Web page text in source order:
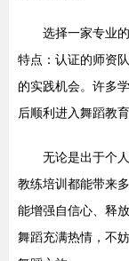
选择一家专业
特点：认证的师资
的实践机会。许多
后顺利进入舞蹈教
无论是出于个
教练培训都能带来
能增强自信心、释
舞蹈充满热情，不